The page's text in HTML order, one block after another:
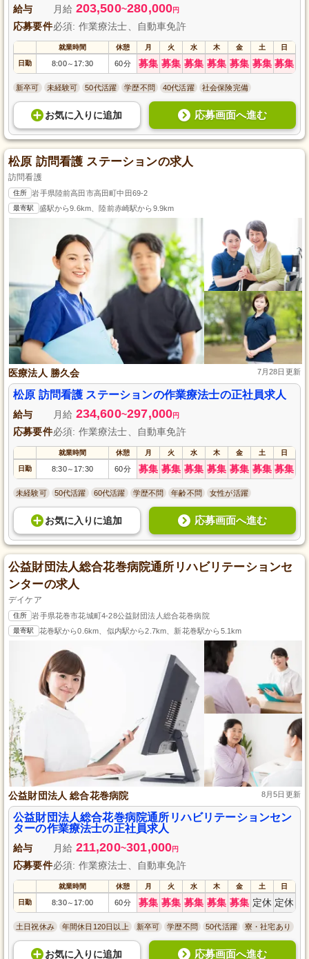
給与 月給 203,500~280,000円
応募要件必須: 作業療法士、自動車免許
就業時間 休憩 月 火 水 木 金 土 日
日勤 8:00～ 17:30 60分 募集 募集 募集 募集 募集 募集 募集
新卒可 未経験可 50代活躍 学歴不問 40代活躍 社会保険完備
お気に入り に追加 応募画面へ進む
松原 訪問看護 ステーションの求人
訪問看護
住所 岩手県陸前高田市高田町中田69-2
最寄駅 盛駅から9.6km、陸前赤崎駅から9.9km
医療法人 勝久会 7月28日更新
松原 訪問看護 ステーションの作業療法士の正社員求人
給与 月給 234,600~297,000円
応募要件必須: 作業療法士、自動車免許
就業時間 休憩 月 火 水 木 金 土 日
日勤 8:30～ 17:30 60分 募集 募集 募集 募集 募集 募集 募集
未経験可 50代活躍 60代活躍 学歴不問 年齢不問 女性が活躍
お気に入り に追加 応募画面へ進む
公益財団法人総合花巻病院通所リハビリテーションセ
ンターの求人
デイケア
住所 岩手県花巻市花城町4-28公益財団法人総合花巻病院
最寄駅 花巻駅から0.6km、似内駅から2.7km、新花巻駅から5.1km
公益財団法人 総合花巻病院 8月5日更新
公益財団法人総合花巻病院通所リハビリテーションセン
ターの作業療法士の正社員求人
給与 月給 211,200~301,000円
応募要件必須: 作業療法士、自動車免許
就業時間 休憩 月 火 水 木 金 土 日
日勤 8:30～ 17:00 60分 募集 募集 募集 募集 募集 定休 定休
土日祝休み 年間休日120日以上 新卒可 学歴不問 50代活躍 寮・社宅あり
お気に入り に追加 応募画面へ進む